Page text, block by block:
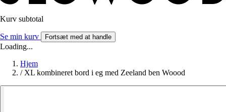
Kurv subtotal
Se min kurv Fortsæt med at handle
Loading...
Hjem
/ XL kombineret bord i eg med Zeeland ben Woood